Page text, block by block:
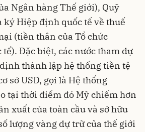
Ngân hàng Thế giới), Quỹ
ký Hiệp định quốc tế về thuế
(tiền thân của Tổ chức
Đặc biệt, các nước tham dự
thành lập hệ thống tiền tệ
sở USD, gọi là Hệ thống
tại thời điểm đó Mỹ chiếm hơn
xuất của toàn cầu và sở hữu
lượng vàng dự trữ của thế giới